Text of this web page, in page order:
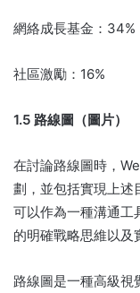
網絡成長基金：34%
社區激勵：16%
1.5 路線圖（圖片）
在討論路線圖時，
劃，並包括實現上述
可以作為一種溝通工
的明確戰略思維以及
路線圖是一種高級視